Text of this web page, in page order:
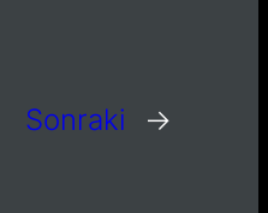
Sonraki →